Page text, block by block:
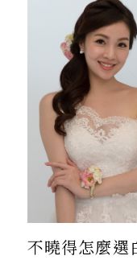
不曉得怎麼選